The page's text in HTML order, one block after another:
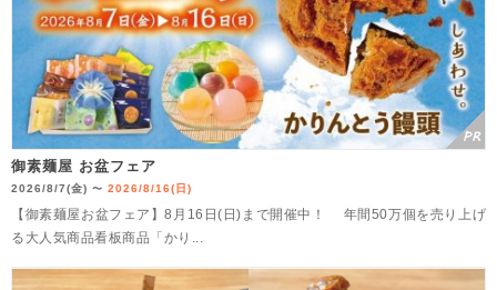
御素麺屋 お盆フェア
2026/8/7(金) 〜 2026/8/16(日)
【御素麺屋お盆フェア】8月16日(日)まで開催中！ 年間50万個を売り上げ
る大人気商品看板商品「かり...